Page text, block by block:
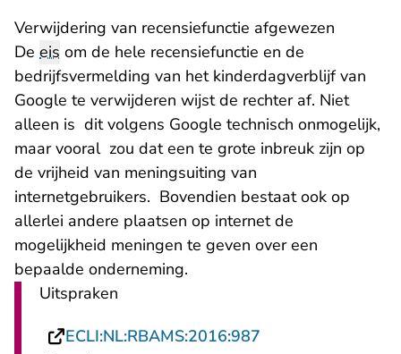
Verwijdering van recensiefunctie afgewezen
De eis om de hele recensiefunctie en de
bedrijfsvermelding van het kinderdagverblijf van
Google te verwijderen wijst de rechter af. Niet
alleen is dit volgens Google technisch onmogelijk,
maar vooral zou dat een te grote inbreuk zijn op
de vrijheid van meningsuiting van
internetgebruikers. Bovendien bestaat ook op
allerlei andere plaatsen op internet de
mogelijkheid meningen te geven over een
bepaalde onderneming.
Uitspraken
ECLI:NL:RBAMS:2016:987